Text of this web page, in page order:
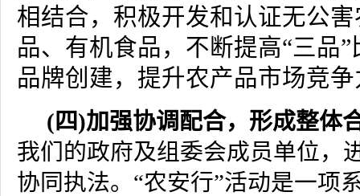
相结合，积极开发和认证无公
品、有机食品，不断提高“三品”
品牌创建，提升农产品市场竞
(四)加强协调配合，形成整体
我们的政府及组委会成员单位，
协同执法。“农安行”活动是一项